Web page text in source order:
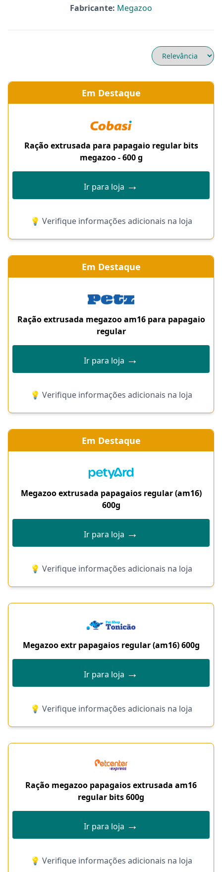
Fabricante: Megazoo
Em Destaque
Ração extrusada para papagaio regular bits
megazoo - 600 g
Ir para loja →
💡 Verifique informações adicionais na loja
Em Destaque
Ração extrusada megazoo am16 para papagaio
regular
Ir para loja →
💡 Verifique informações adicionais na loja
Em Destaque
Megazoo extrusada papagaios regular (am16)
600g
Ir para loja →
💡 Verifique informações adicionais na loja
Megazoo extr papagaios regular (am16) 600g
Ir para loja →
💡 Verifique informações adicionais na loja
Ração megazoo papagaios extrusada am16
regular bits 600g
Ir para loja →
💡 Verifique informações adicionais na loja